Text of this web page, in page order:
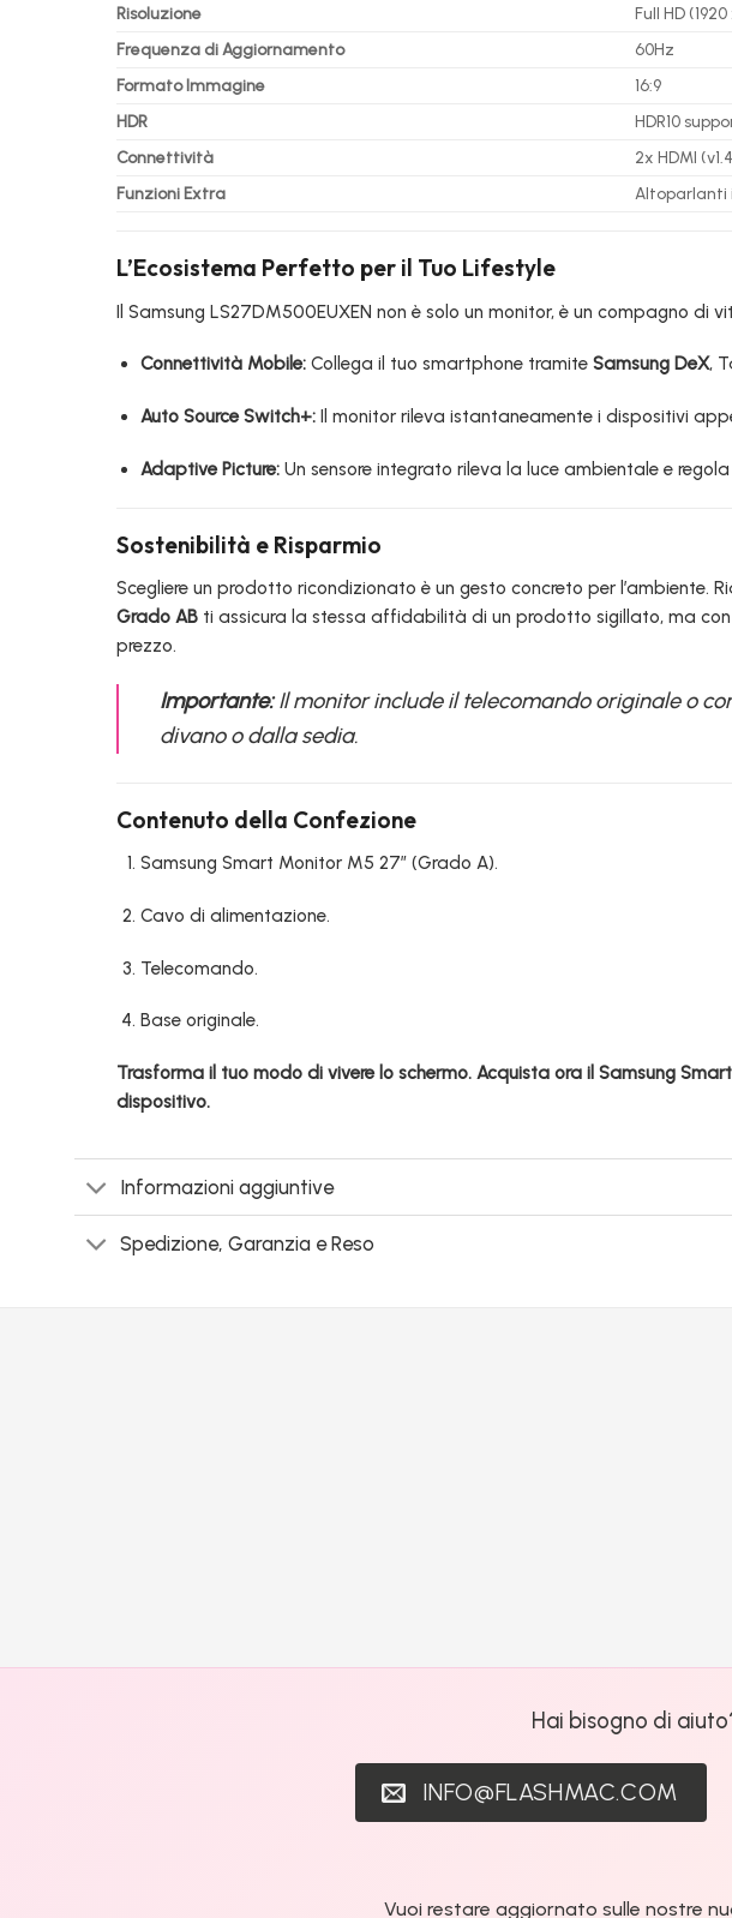
Risoluzione
Full HD (1920
Frequenza di Aggiornamento
60Hz
Formato Immagine
16:9
HDR
HDR10
Connettività
2x HDMI
Funzioni Extra
Altoparlanti
L’Ecosistema Perfetto per il Tuo Lifestyle
Il Samsung LS27DM500EUXEN non è solo un monitor, è un compagno di
Connettività Mobile:Collega il tuo smartphone tramite Samsung DeX,
Auto Source Switch+:Il monitor rileva istantaneamente i dispositivi
Adaptive Picture:Un sensore integrato rileva la luce ambientale e
Sostenibilità e Risparmio
Scegliere un prodotto ricondizionato è un gesto concreto per
Grado ABti assicura la stessa affidabilità di un prodotto sigillato, ma
prezzo.
Importante:Il monitor include il telecomando originale o
divano o dalla sedia.
Contenuto della Confezione
Samsung Smart Monitor M5 27″ (Grado A).
Cavo di alimentazione.
Telecomando.
Base originale.
Trasforma il tuo modo di vivere lo schermo. Acquista ora il Samsung
dispositivo.
Informazioni aggiuntive
Spedizione, Garanzia e Reso
Hai bisogno di
INFO@FLASHMAC.COM
Vuoi restare aggiornato sulle nostre